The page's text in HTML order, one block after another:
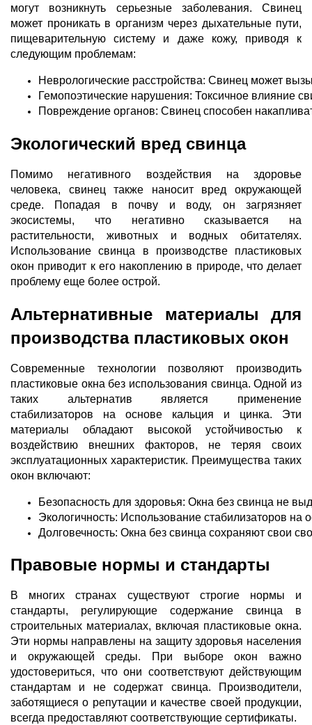
могут возникнуть серьезные заболевания. Свинец
может проникать в организм через дыхательные пути,
пищеварительную систему и даже кожу, приводя к
следующим проблемам:
Неврологические расстройства: Свинец может
Гемопоэтические нарушения: Токсичное влияние
Повреждение органов: Свинец способен
Экологический вред свинца
Помимо негативного воздействия на здоровье
человека, свинец также наносит вред окружающей
среде. Попадая в почву и воду, он загрязняет
экосистемы, что негативно сказывается на
растительности, животных и водных обитателях.
Использование свинца в производстве пластиковых
окон приводит к его накоплению в природе, что делает
проблему еще более острой.
Альтернативные материалы для
производства пластиковых окон
Современные технологии позволяют производить
пластиковые окна без использования свинца. Одной из
таких альтернатив является применение
стабилизаторов на основе кальция и цинка. Эти
материалы обладают высокой устойчивостью к
воздействию внешних факторов, не теряя своих
эксплуатационных характеристик. Преимущества таких
окон включают:
Безопасность для здоровья: Окна без свинца не
Экологичность: Использование стабилизаторов на
Долговечность: Окна без свинца сохраняют свои
Правовые нормы и стандарты
В многих странах существуют строгие нормы и
стандарты, регулирующие содержание свинца в
строительных материалах, включая пластиковые окна.
Эти нормы направлены на защиту здоровья населения
и окружающей среды. При выборе окон важно
удостовериться, что они соответствуют действующим
стандартам и не содержат свинца. Производители,
заботящиеся о репутации и качестве своей продукции,
всегда предоставляют соответствующие сертификаты.